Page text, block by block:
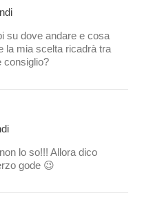
su dove andare e cosa
la mia scelta ricadrà tra
consiglio?
lo so!!! Allora dico
gode 😉